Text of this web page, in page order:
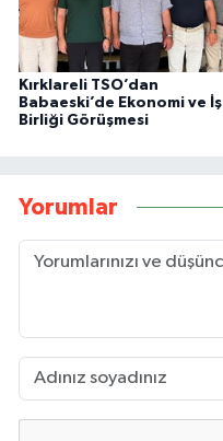
Kırklareli TSO’dan
Babaeski’de Ekonomi ve İş
Birliği Görüşmesi
Yorumlar